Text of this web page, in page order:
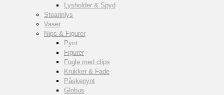
Lysholder & Spyd
Stearinlys
Vaser
Nips & Figurer
Pynt
Figurer
Fugle med clips
Krukker & Fade
Påskepynt
Globus